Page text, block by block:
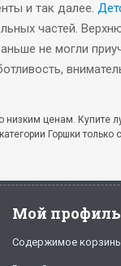
и так далее.
частей.
не могли
низким ценам.
Горшки
Мой профиль
Содержимое